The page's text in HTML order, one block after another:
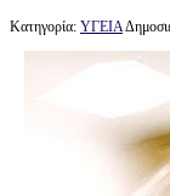
Κατηγορία: ΥΓΕΙΑ